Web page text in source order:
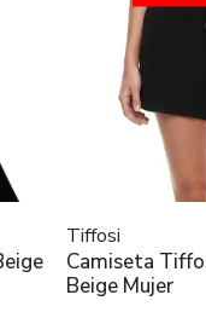
Tiffosi
Camiseta
Beige Mujer